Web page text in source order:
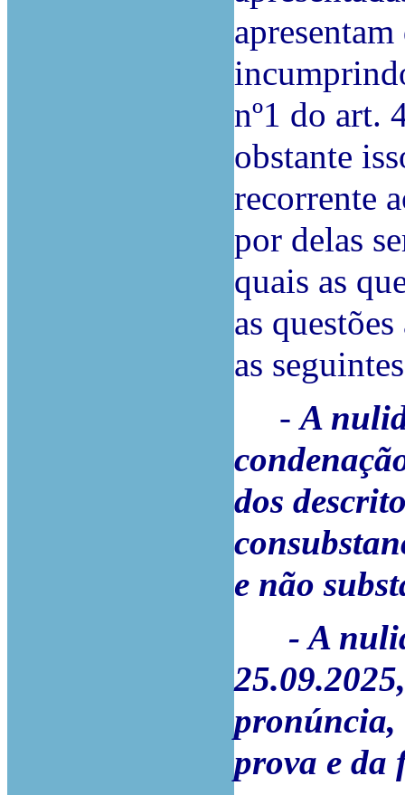
apresentam
nº1 do art.
obstante
recorrente
por delas
quais as
as
as
-A
dos
e não
- A
pronúncia,
prova e da